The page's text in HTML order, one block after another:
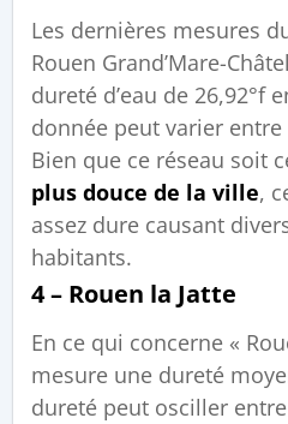
Les dernières mesures
Rouen Grand’Mare-
dureté d’eau de 26,92°f
donnée peut varier entre
Bien que ce réseau soit
plus douce de la ville,
assez dure causant
habitants.
4 – Rouen la Jatte
En ce qui concerne «
mesure une dureté
dureté peut osciller entre